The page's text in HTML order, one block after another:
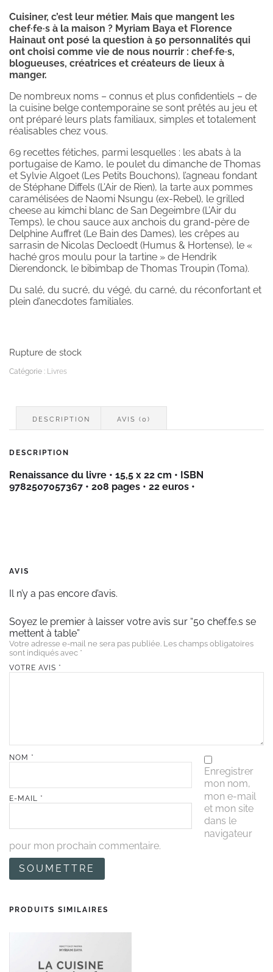
Cuisiner, c’est leur métier. Mais que mangent les
chef·fe·s à la maison ? Myriam Baya et Florence
Hainaut ont posé la question à 50 personnalités qui
ont choisi comme vie de nous nourrir : chef·fe·s,
blogueuses, créatrices et créateurs de lieux à
manger.
De nombreux noms – connus et plus confidentiels – de
la cuisine belge contemporaine se sont prêtés au jeu et
ont préparé leurs plats familiaux, simples et totalement
réalisables chez vous.
69 recettes fétiches, parmi lesquelles : les abats à la
portugaise de Kamo, le poulet du dimanche de Thomas
et Sylvie Algoet (Les Petits Bouchons), l’agneau fondant
de Stéphane Diffels (L’Air de Rien), la tarte aux pommes
caramélisées de Naomi Nsungu (ex-Rebel), le grilled
cheese au kimchi blanc de San Degeimbre (L’Air du
Temps), le chou sauce aux anchois du grand-père de
Delphine Auffret (Le Bain des Dames), les crêpes au
sarrasin de Nicolas Decloedt (Humus & Hortense), le «
haché gros moulu pour la tartine » de Hendrik
Dierendonck, le bibimbap de Thomas Troupin (Toma).
Du salé, du sucré, du végé, du carné, du réconfortant et
plein d’anecdotes familiales.
Rupture de stock
Catégorie : Livres
DESCRIPTION AVIS (0)
DESCRIPTION
Renaissance du livre • 15,5 x 22 cm • ISBN
9782507057367 • 208 pages • 22 euros •
AVIS
Il n’y a pas encore d’avis.
Soyez le premier à laisser votre avis sur “50 chef.fe.s se
mettent à table”
Votre adresse e-mail ne sera pas publiée. Les champs obligatoires
sont indiqués avec *
VOTRE AVIS *
NOM *
E-MAIL *
Enregistrer
mon nom,
mon e-mail
et mon site
dans le
navigateur
pour mon prochain commentaire.
PRODUITS SIMILAIRES